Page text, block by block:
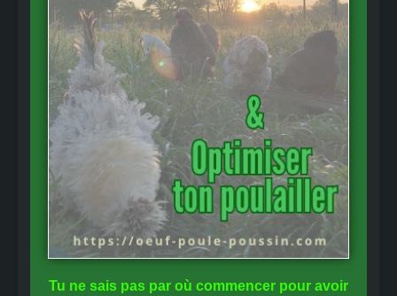
Tu ne sais pas par où commencer pour avoir